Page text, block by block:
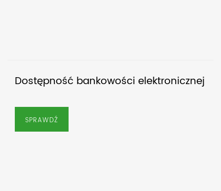
Dostępność bankowości elektronicznej
SPRAWDŹ